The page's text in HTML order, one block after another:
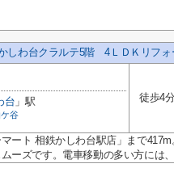
しわ台クラルテ5階 4ＬＤＫリフォ
台 」駅
谷
徒歩4分
ート 相鉄かしわ台駅店」まで
ーズです。電車移動の多い方には